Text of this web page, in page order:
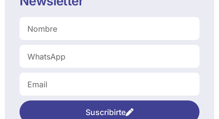
Suscribirte